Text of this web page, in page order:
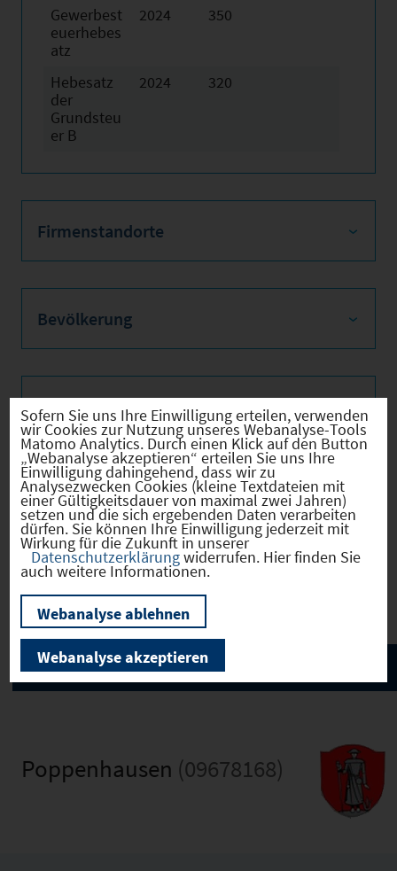
Gewerbest
euerhebes
atz
2024 350
Hebesatz
der
Grundsteu
er B
2024 320
Firmenstandorte
Bevölkerung
Sozialvers. Beschäftigte
Verkehrsinfrastruktur
Kommunale Infrastruktur
Poppenhausen (09678168)
Sofern Sie uns Ihre Einwilligung erteilen, verwenden
wir Cookies zur Nutzung unseres Webanalyse-Tools
Matomo Analytics. Durch einen Klick auf den Button
„Webanalyse akzeptieren“ erteilen Sie uns Ihre
Einwilligung dahingehend, dass wir zu
Analysezwecken Cookies (kleine Textdateien mit
einer Gültigkeitsdauer von maximal zwei Jahren)
setzen und die sich ergebenden Daten verarbeiten
dürfen. Sie können Ihre Einwilligung jederzeit mit
Wirkung für die Zukunft in unserer
Datenschutzerklärungwiderrufen. Hier finden Sie
auch weitere Informationen.
Webanalyse ablehnen
Webanalyse akzeptieren